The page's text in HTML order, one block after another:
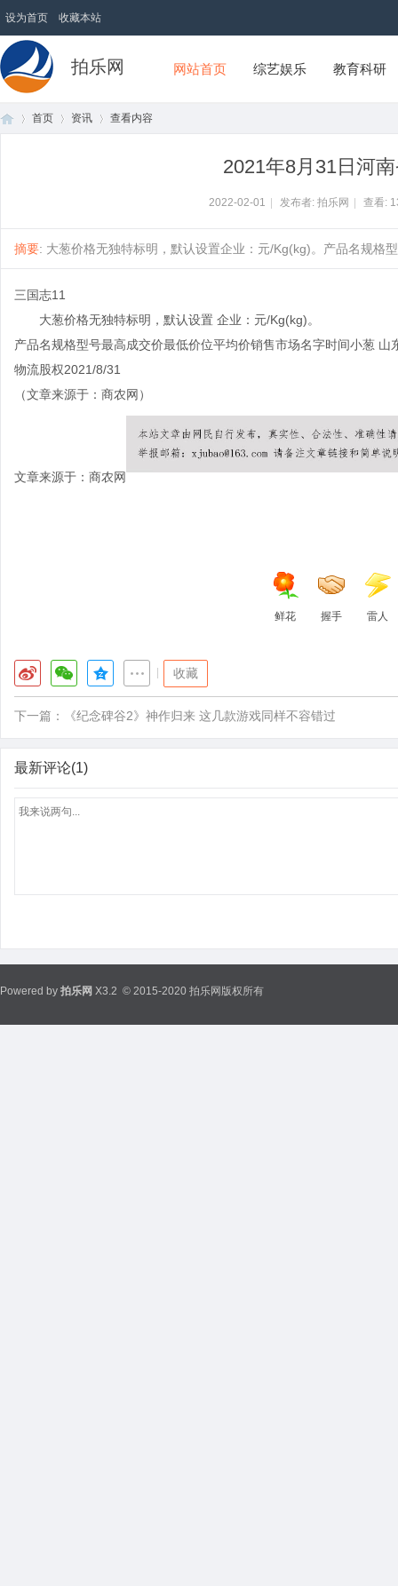
设为首页 收藏本站
拍乐网 网站首页 综艺娱乐 教育科研
首页 资讯 查看内容
2021年8月31日河
2022-02-01 发布者: 拍乐网 查看:
摘要: 大葱价格无独特标明，默认设置企业：元/Kg(kg)。产品名规格
三国志11
大葱价格无独特标明，默认设置 企业：元/Kg(kg)。
产品名规格型号最高成交价最低价位平均价销售市场名字时间小葱
物流股权2021/8/31
（文章来源于：商农网）
文章来源于：商农网
鲜花 握手 雷人
收藏
下一篇： 《纪念碑谷2》神作归来 这几款游戏同样不容错过
最新评论(1)
Powered by 拍乐网 X3.2 © 2015-2020 拍乐网版权所有